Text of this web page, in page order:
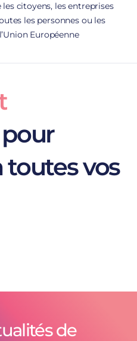
citoyens, les entreprises
les personnes ou les
Européenne
toutes vos
de